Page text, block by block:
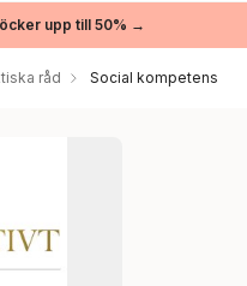
upp till 50% →
råd Social kompetens